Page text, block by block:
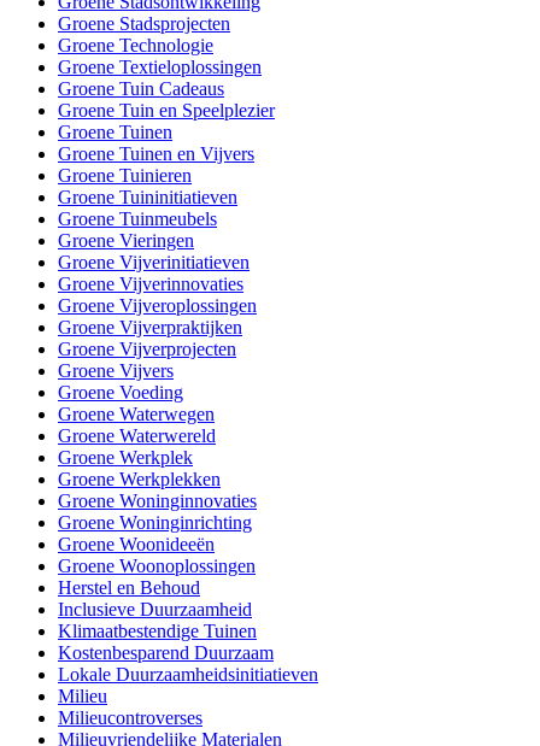
Groene Stadsprojecten
Groene Technologie
Groene Textieloplossingen
Groene Tuin Cadeaus
Groene Tuin en Speelplezier
Groene Tuinen
Groene Tuinen en Vijvers
Groene Tuinieren
Groene Tuininitiatieven
Groene Tuinmeubels
Groene Vieringen
Groene Vijverinitiatieven
Groene Vijverinnovaties
Groene Vijveroplossingen
Groene Vijverpraktijken
Groene Vijverprojecten
Groene Vijvers
Groene Voeding
Groene Waterwegen
Groene Waterwereld
Groene Werkplek
Groene Werkplekken
Groene Woninginnovaties
Groene Woninginrichting
Groene Woonideeën
Groene Woonoplossingen
Herstel en Behoud
Inclusieve Duurzaamheid
Klimaatbestendige Tuinen
Kostenbesparend Duurzaam
Lokale Duurzaamheidsinitiatieven
Milieu
Milieucontroverses
Milieuvriendelijke Materialen